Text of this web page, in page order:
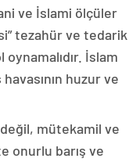
ve İslami ölçüler
tezahür ve tedarik
İslam
huzur ve
değil, mütekamil ve
onurlu barış ve